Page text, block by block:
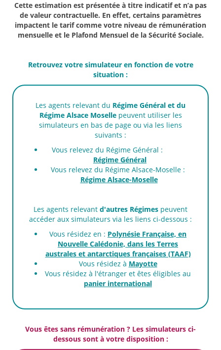
Cette estimation est présentée à titre indicatif et n’a pas
de valeur contractuelle. En effet, certains paramètres
impactent le tarif comme votre niveau de rémunération
mensuelle et le Plafond Mensuel de la Sécurité Sociale.
Retrouvez votre simulateur en fonction de votre
situation :
Les agents relevant du Régime Général et du
Régime Alsace Mosellepeuvent utiliser les
simulateurs en bas de page ou via les liens
suivants :
Vous relevez du Régime Général :
Régime Général
Vous relevez du Régime Alsace-Moselle :
Régime Alsace-Moselle
Les agents relevant d'autres Régimes peuvent
accéder aux simulateurs via les liens ci-dessous :
Vous résidez en : Polynésie Française, en
Nouvelle Calédonie, dans les Terres
australes et antarctiques françaises (TAAF)
Vous résidez à Mayotte
Vous résidez à l'étranger et êtes éligibles au
panier international
Vous êtes sans rémunération ? Les simulateurs ci-
dessous sont à votre disposition :